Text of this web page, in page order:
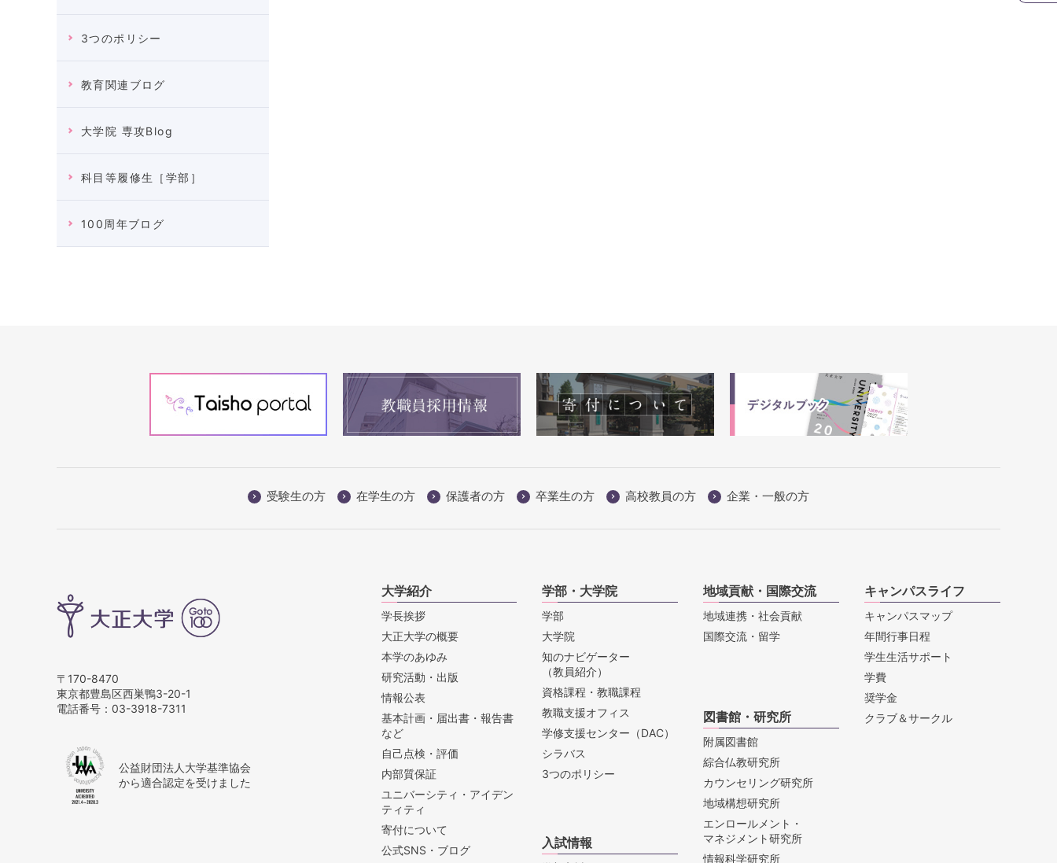
3つのポリシー
教育関連ブログ
大学院 専攻Blog
科目等履修生［学部］
100周年ブログ
受験生の方 在学生の方 保護者の方 卒業生の方 高校教員の方 企業・一般の方
〒170-8470
東京都豊島区西巣鴨3-20-1
電話番号： 03-3918-7311
公益財団法人大学基準協会
から適合認定を受けました
大学紹介
学長挨拶
大正大学の概要
本学のあゆみ
研究活動・出版
情報公表
基本計画・届出書・報告書
など
自己点検・評価
内部質保証
ユニバーシティ・アイデン
ティティ
寄付について
公式SNS・ブログ
学部・大学院
学部
大学院
知のナビゲーター
（教員紹介）
資格課程・教職課程
教職支援オフィス
学修支援センター（DAC）
シラバス
3つのポリシー
地域貢献・国際交流
地域連携・社会貢献
国際交流・留学
キャンパスライフ
キャンパスマップ
年間行事日程
学生生活サポート
学費
奨学金
クラブ＆サークル
入試情報
図書館・研究所
附属図書館
綜合仏教研究所
カウンセリング研究所
地域構想研究所
エンロールメント・
マネジメント研究所
情報科学研究所